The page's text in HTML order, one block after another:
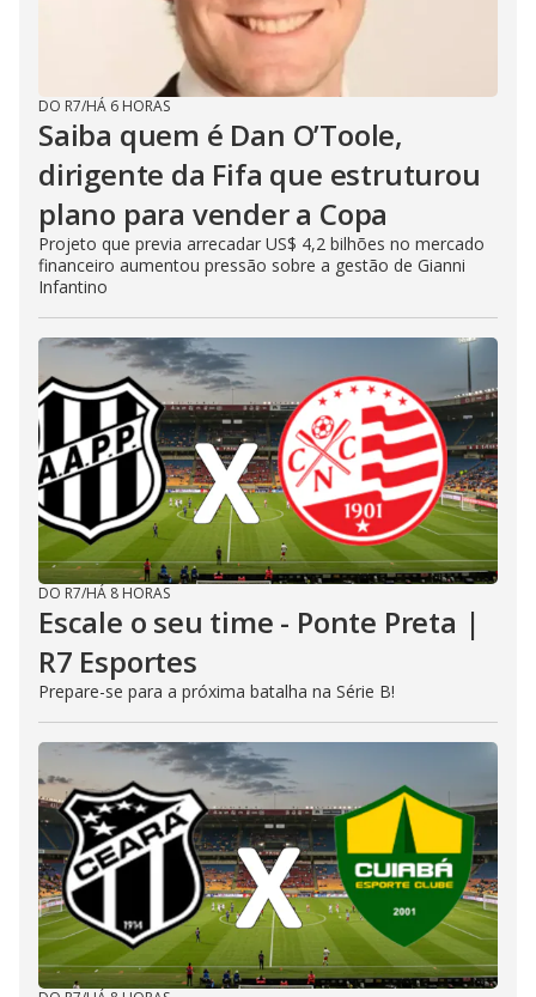
DO R7/HÁ 6 HORAS
Saiba quem é Dan O’Toole,
dirigente da Fifa que estruturou
plano para vender a Copa
Projeto que previa arrecadar US$ 4,2 bilhões no mercado
financeiro aumentou pressão sobre a gestão de Gianni
Infantino
DO R7/HÁ 8 HORAS
Escale o seu time - Ponte Preta |
R7 Esportes
Prepare-se para a próxima batalha na Série B!